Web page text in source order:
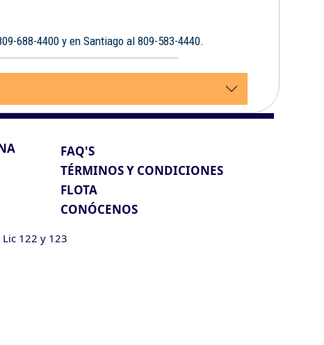
688-4400 y en Santiago al 809-583-4440.
FAQ'S
TÉRMINOS Y CONDICIONES
FLOTA
CONÓCENOS
122 y 123